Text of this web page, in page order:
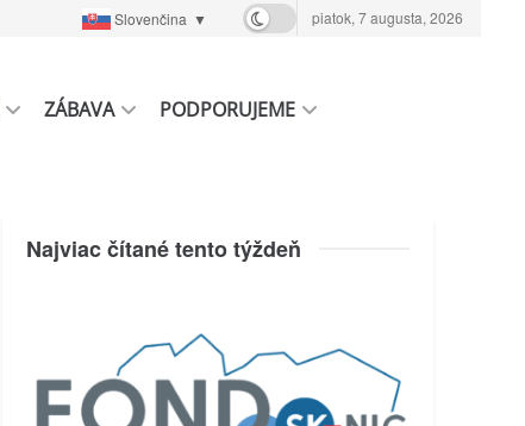
Slovenčina ▼ piatok, 7 augusta, 2026
ZÁBAVA PODPORUJEME
Najviac čítané tento týždeň